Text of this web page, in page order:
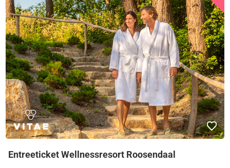
Entreeticket Wellnessresort Roosendaal